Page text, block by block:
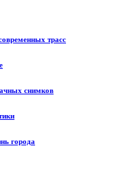
трасс
снимков
города